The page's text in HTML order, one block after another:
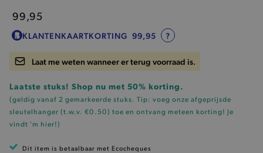
99,95
KLANTENKAARTKORTING 99,95 ?
Laat me weten wanneer er terug voorraad is.
Laatste stuks! Shop nu met 50% korting.
(geldig vanaf 2 gemarkeerde stuks. Tip: voeg onze afgeprijsde
sleutelhanger (t.w.v. €0.50) toe en ontvang meteen korting! Je
vindt 'm hier!)
Dit item is betaalbaar met Ecocheques